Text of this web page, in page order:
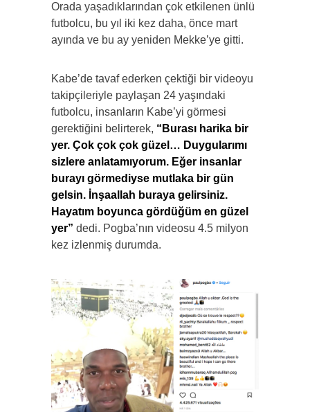
Orada yaşadıklarından çok etkilenen ünlü
futbolcu, bu yıl iki kez daha, önce mart
ayında ve bu ay yeniden Mekke’ye gitti.
Kabe’de tavaf ederken çektiği bir videoyu
takipçileriyle paylaşan 24 yaşındaki
futbolcu, insanların Kabe’yi görmesi
gerektiğini belirterek, “Burası harika bir
yer. Çok çok çok güzel… Duygularımı
sizlere anlatamıyorum. Eğer insanlar
burayı görmediyse mutlaka bir gün
gelsin. İnşaallah buraya gelirsiniz.
Hayatım boyunca gördüğüm en güzel
yer” dedi. Pogba’nın videosu 4.5 milyon
kez izlenmiş durumda.